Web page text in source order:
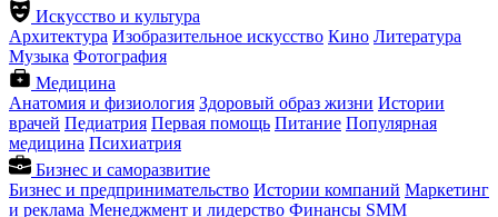
Искусство и культура
Архитектура Изобразительное искусство Кино Литература
Музыка Фотография
Медицина
Анатомия и физиология Здоровый образ жизни Истории
врачей Педиатрия Первая помощь Питание Популярная
медицина Психиатрия
Бизнес и саморазвитие
Бизнес и предпринимательство Истории компаний Маркетинг
и реклама Менеджмент и лидерство Финансы SMM